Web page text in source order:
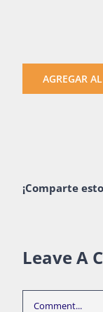
AGREGAR
¡Comparte
Leave A
Comment